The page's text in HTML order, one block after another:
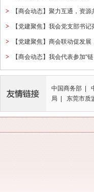
> 【商会动态】聚力互通，资源
> 【党建聚焦】我会党支部书记
> 【党建聚焦】商会联动促发展
> 【商会动态】我会代表参加“链
中国商务部 |
局 | 东莞市质